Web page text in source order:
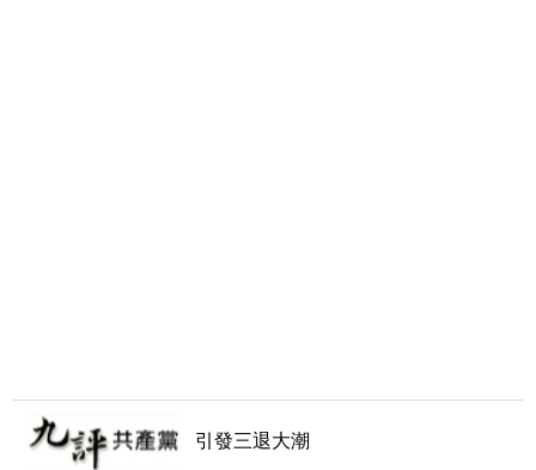
引發三退大潮